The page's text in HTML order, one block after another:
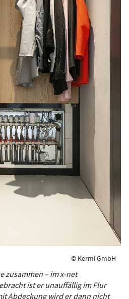
© Kermi GmbH
zusammen – im x-net
ist er unauffällig im Flur
Abdeckung wird er dann nicht